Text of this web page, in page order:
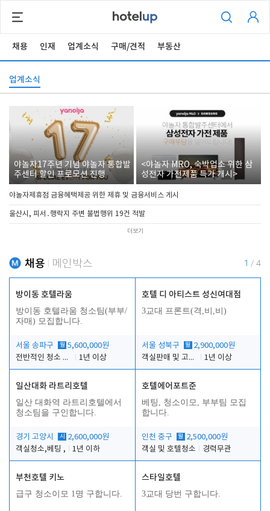
채용 인재 업계소식 구매/견적 부동산
업계소식
야놀자17주년 기념 야놀자 통합발
주센터 할인 프로모션 진행
<야놀자 MRO, 숙박업소 위한 삼
성전자 가전제품 특가 개시>
야놀자제휴점 금융혜택제공 위한 제휴 및 금융서비스 게시
울산시, 피서․행락지 주변 불법행위 19건 적발
더보기
채용 메인박스 1 / 4
방이동 호텔라움
방이동 호텔라움 청소팀(부부/
자매) 모집합니다.
서울 송파구 월 5,600,000원
전반적인 청소 업무(객실청소.객실정리)
1년 이상
호텔 디 아티스트 성신여대점
3교대 프론트(격,비,비)
서울 성북구 월 2,900,000원
객실판매 및 고객응대
1년 이상
일산대화 라트리호텔
일산 대화역 라트리호텔에서
청소팀을 구인합니다.
경기 고양시 시
2,600,000원
객실청소,베팅 ,
1년 이하
호텔에어포트준
베팅, 청소이모, 부부팀 모집
합니다.
인천 중구 월 2,500,000원
객실 및 호텔청소
경력무관
부천호텔 키노
급구 청소이모 1명 구합니다.
스타일호텔
3교대 당번 구합니다.